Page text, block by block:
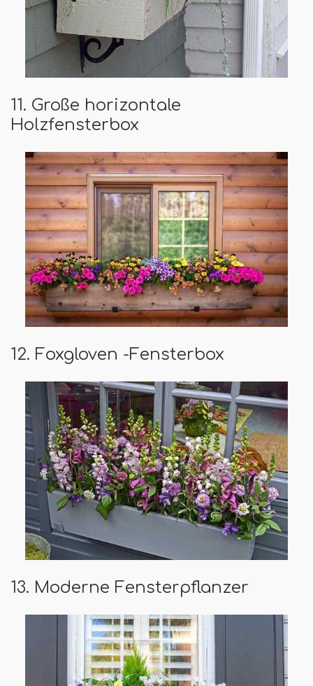
11. Große horizontale
Holzfensterbox
12. Foxgloven -Fensterbox
13. Moderne Fensterpflanzer